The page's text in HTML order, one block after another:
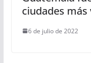
ciudades
6 de julio de 2022